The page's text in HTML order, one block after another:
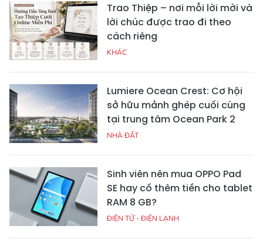
Trao Thiệp – nơi mỗi lời mời và
lời chúc được trao đi theo
cách riêng
KHÁC
Lumiere Ocean Crest: Cơ hội
sở hữu mảnh ghép cuối cùng
tại trung tâm Ocean Park 2
NHÀ ĐẤT
Sinh viên nên mua OPPO Pad
SE hay cố thêm tiền cho tablet
RAM 8 GB?
ĐIỆN TỬ - ĐIỆN LẠNH